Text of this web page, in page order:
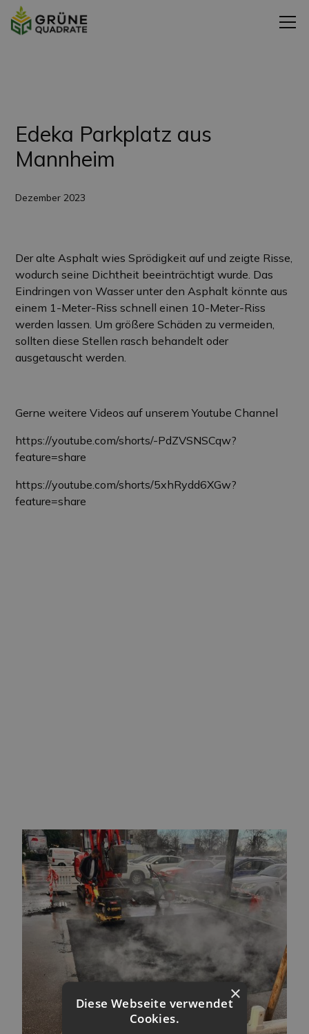
Edeka Parkplatz aus
Mannheim
Dezember 2023
Der alte Asphalt wies Sprödigkeit auf und zeigte Risse,
wodurch seine Dichtheit beeinträchtigt wurde. Das
Eindringen von Wasser unter den Asphalt könnte aus
einem 1-Meter-Riss schnell einen 10-Meter-Riss
werden lassen. Um größere Schäden zu vermeiden,
sollten diese Stellen rasch behandelt oder
ausgetauscht werden.
Gerne weitere Videos auf unserem Youtube Channel
https://youtube.com/shorts/-PdZVSNSCqw?
feature=share
https://youtube.com/shorts/5xhRydd6XGw?
feature=share
×
Diese Webseite verwendet
Cookies.